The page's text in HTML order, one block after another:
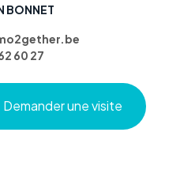
BONNET
60 27
Demander une visite